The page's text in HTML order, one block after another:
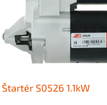
Štartér S0526 1.1kW